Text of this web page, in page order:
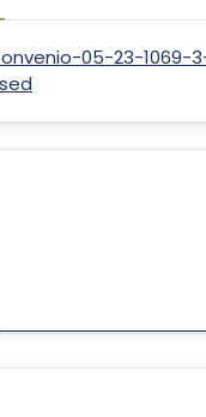
05-23-1069-3-